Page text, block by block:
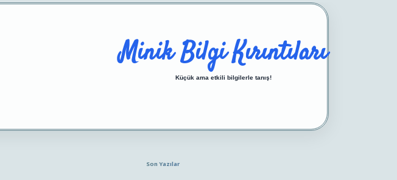
Minik Bilgi Kırıntıları
Küçük ama etkili bilgilerle tanış!
Son Yazılar